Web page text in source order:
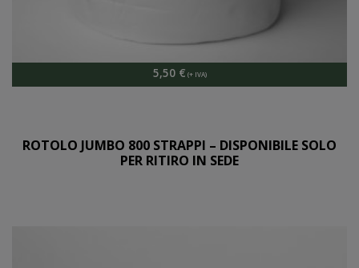
5,50 €
ROTOLO JUMBO 800 STRAPPI – DISPONIBILE SOLO
PER RITIRO IN SEDE